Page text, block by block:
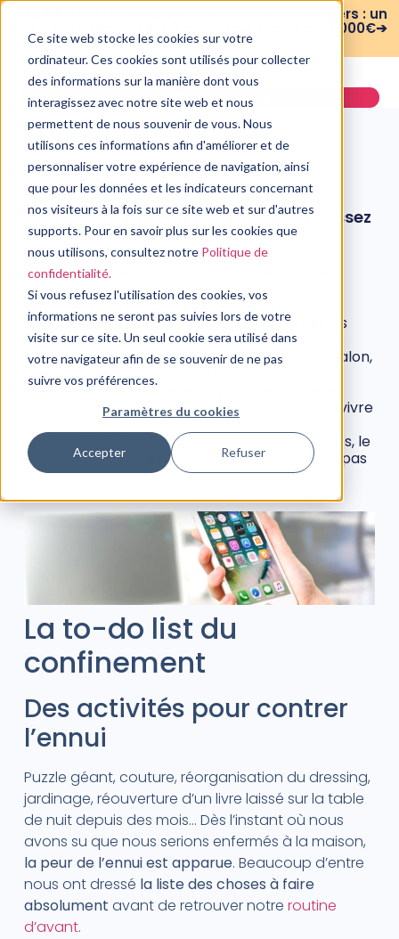
Ce site web stocke les cookies sur votre
ordinateur. Ces cookies sont utilisés pour collecter
des informations sur la manière dont vous
interagissez avec notre site web et nous
permettent de nous souvenir de vous. Nous
utilisons ces informations afin d'améliorer et de
personnaliser votre expérience de navigation, ainsi
que pour les données et les indicateurs concernant
nos visiteurs à la fois sur ce site web et sur d'autres
supports. Pour en savoir plus sur les cookies que
nous utilisons, consultez notre Politique de
confidentialité.
Si vous refusez l'utilisation des cookies, vos
informations ne seront pas suivies lors de votre
visite sur ce site. Un seul cookie sera utilisé dans
votre navigateur afin de se souvenir de ne pas
suivre vos préférences.
Paramètres du cookies
Accepter Refuser
WEBINAIRE : Risques psychosociaux et managers : un
plan de formation sur 3 mois pour moins de 3 000€➔
voir le replay
Demander une démo
PSYCHOLOGIE
Culpabilité en confinement : suis-je assez
productif ?
6 mai, 2020
Pendant les périodes de confinement et de
couvre-feu, les réseaux sociaux affichent les
quotidiens « hyperactifs » des Français. Si le
confinement laissait présager d’interminables
moments d’ennui, c’est bien le contraire qui
semble se produire. Faire du sport dans son salon,
imaginer de nouvelles recettes de cuisine,
apprendre une nouvelle langue… De nouvelles
passions naissent et cette nouvelle façon de vivre
laisse du temps pour exercer de nouvelles
activités. Du moins pour certains. Pour d’autres, le
confinement restera lié à la culpabilité de ne pas
avoir assez fait.
La to-do list du
confinement
Des activités pour contrer
l’ennui
Puzzle géant, couture, réorganisation du dressing,
jardinage, réouverture d’un livre laissé sur la table
de nuit depuis des mois… Dès l’instant où nous
avons su que nous serions enfermés à la maison,
la peur de l’ennui est apparue. Beaucoup d’entre
nous ont dressé la liste des choses à faire
absolument avant de retrouver notre routine
d’avant.